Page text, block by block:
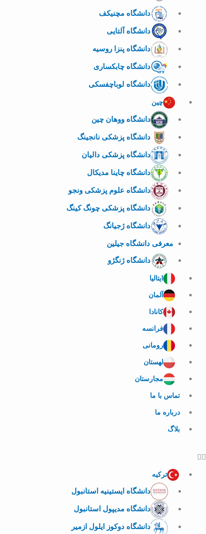
دانشگاه مچنیکف
دانشگاه آلتایی
دانشگاه پنزا روسیه
دانشگاه چابکساری
دانشگاه لوباچفسکی
چین
دانشگاه ووهان چین
دانشگاه پزشکی نانجینگ
دانشگاه پزشکی دالیان
دانشگاه چاینا مدیکال
دانشگاه علوم پزشکی ونجو
دانشگاه پزشکی چونگ کینگ
دانشگاه ژجیانگ
معرفی دانشگاه جیلین
دانشگاه ژنگژو
ایتالیا
آلمان
کانادا
فرانسه
رومانی
لهستان
مجارستان
تماس با ما
درباره ما
بلاگ
ترکیه
دانشگاه ایستینیه استانبول
دانشگاه مدیپول استانبول
دانشگاه دوکوز ایلول ازمیر